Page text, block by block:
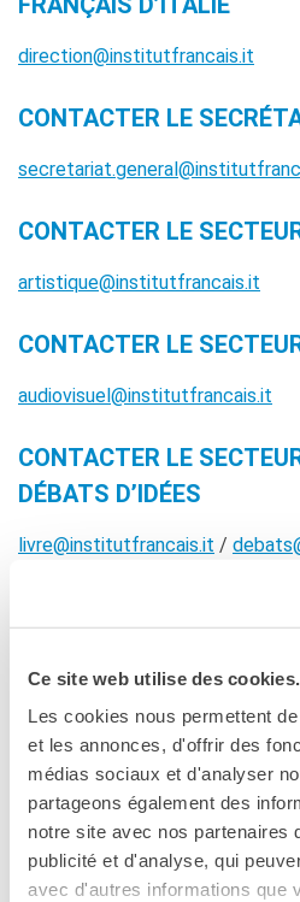
Ce site web utilise des cookies.
Les cookies nous permettent
et les annonces, d'offrir des
médias sociaux et d'analyser
partageons également des
notre site avec nos partenaires
publicité et d'analyse, qui
avec d'autres informations que
LIVRES
UNIVERSITÉ,
Étudier en France
Soutien à la
l'innovation
YEP - Young
Programme
QUI SOMMES-
Organigramme
Marchés Publics
NOS MÉCÈNES
Le operazioni
I nostri luoghi
I nostri sostenitori
ARCHIVES
Café
Dialoghi del
Farnèse à la page
Festa della musica
Incontro italo-
mondo di domani
direction@institutfrancais.it
CONTACTER LE
CONTACTER LE
artistique@institutfrancais.it
CONTACTER LE
audiovisuel@institutfrancais.it
CONTACTER LE
DÉBATS D’IDÉES
livre@institutfrancais.it /
CONTACTER LE
CONTACTER LE
ET LINGUISTIQUE
educatif@institutfrancais.it
CONTACTER LES